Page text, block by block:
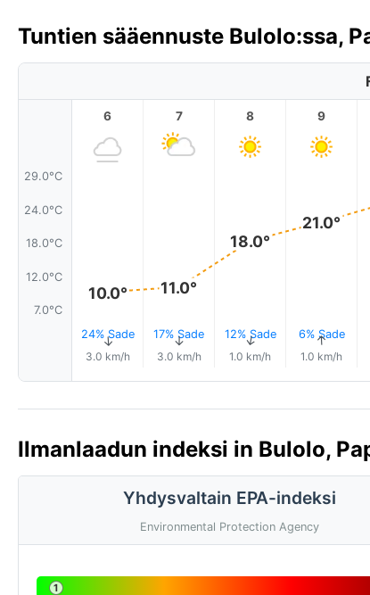
Tuntien sääennuste Bulolo:ssa,
29.0°C
24.0°C
18.0°C
12.0°C
7.0°C
6
10.0°
24% Sade
↑
3.0 km/h
7
11.0°
17% Sade
↑
3.0 km/h
8
18.0°
12% Sade
↑
1.0 km/h
9
21.0°
6% Sade
↑
1.0 km/h
Ilmanlaadun indeksi in Bulolo,
Yhdysvaltain EPA-indeksi
Environmental Protection Agency
1